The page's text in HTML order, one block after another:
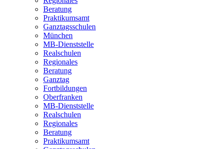
Beratung
Praktikumsamt
Ganztagsschulen
München
MB-Dienststelle
Realschulen
Regionales
Beratung
Ganztag
Fortbildungen
Oberfranken
MB-Dienststelle
Realschulen
Regionales
Beratung
Praktikumsamt